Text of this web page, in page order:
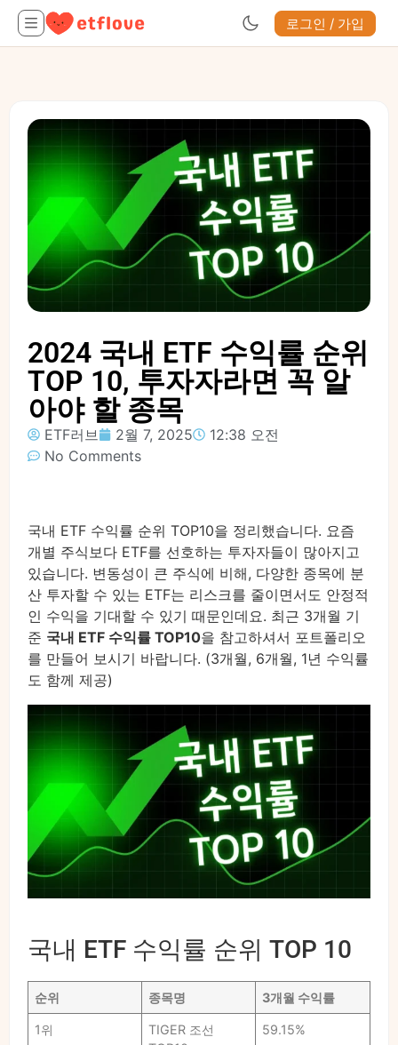
로그인 / 가입
2024 국내 ETF 수익률 순위
TOP 10, 투자자라면 꼭 알
아야 할 종목
ETF러브 2월 7, 2025
12:38 오전
No Comments
국내 ETF 수익률 순위 TOP10을 정리했습니다. 요즘
개별 주식보다 ETF를 선호하는 투자자들이 많아지고
있습니다. 변동성이 큰 주식에 비해, 다양한 종목에 분
산 투자할 수 있는 ETF는 리스크를 줄이면서도 안정적
인 수익을 기대할 수 있기 때문인데요. 최근 3개월 기
준 국내 ETF 수익률 TOP10을 참고하셔서 포트폴리오
를 만들어 보시기 바랍니다. (3개월, 6개월, 1년 수익률
도 함께 제공)
국내 ETF 수익률 순위 TOP 10
순위 종목명 3개월 수익률
1위
TIGER 조선
59.15%